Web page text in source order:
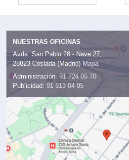
NUESTRAS OFICINAS
Avda. San Pablo 28 - Nave 27,
28823 Coslada (Madrid) Mapa
Administración: 91 724 05 70
Publicidad: 91 513 04 95